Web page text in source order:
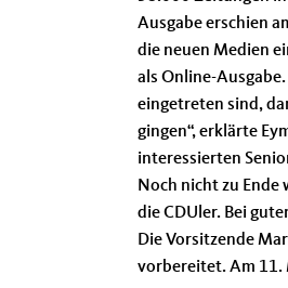
Ausgabe erschien
die neuen Medien
als Online-
eingetreten sind,
gingen“, erklärte
interessierten
Noch nicht zu
die CDUler. Bei
Die Vorsitzende
vorbereitet. Am 11.